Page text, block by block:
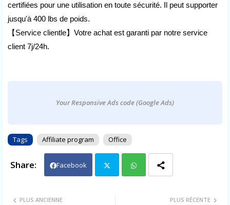
certifiées pour une utilisation en toute sécurité. Il peut supporter
jusqu'à 400 lbs de poids.
【Service clientle】Votre achat est garanti par notre service
client 7j/24h.
Your Responsive Ads code (Google Ads)
Tags Affiliate program Office
Facebook
PLUS RÉCENTE
PLUS ANCIENNE